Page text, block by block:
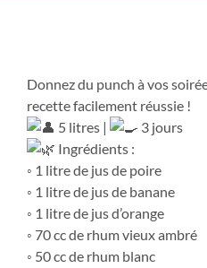
Donnez du punch à vos
recette facilement réussie !
5 litres |
3 jours
Ingrédients :
◦ 1 litre de jus de poire
◦ 1 litre de jus de banane
◦ 1 litre de jus d’orange
◦ 70 cc de rhum vieux ambré
◦ 50 cc de rhum blanc